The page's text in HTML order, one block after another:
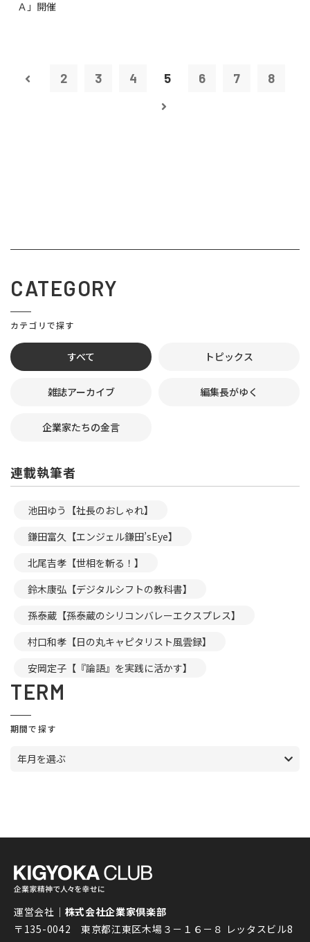
Ａ」開催
2 3 4 5 6 7 8
CATEGORY
カテゴリで探す
すべて トピックス
雑誌アーカイブ 編集長がゆく
企業家たちの金言
連載執筆者
池田ゆう【社長のおしゃれ】
鎌田富久【エンジェル鎌田’sEye】
北尾吉孝【世相を斬る！】
鈴木康弘【デジタルシフトの教科書】
孫泰蔵【孫泰蔵のシリコンバレーエクスプレス】
村口和孝【日の丸キャピタリスト風雲録】
安岡定子【『論語』を実践に活かす】
TERM
期間で探す
年月を選ぶ
運営会社｜ 株式会社企業家倶楽部
〒135-0042 東京都江東区木場３－１６－８ レッタスビル8